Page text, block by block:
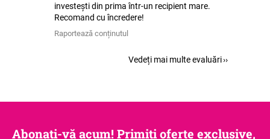
investești din prima într-un recipient mare.
Recomand cu încredere!
Raportează conținutul
Vedeți mai multe evaluări
Abonați-vă acum! Primiți oferte exclusive,